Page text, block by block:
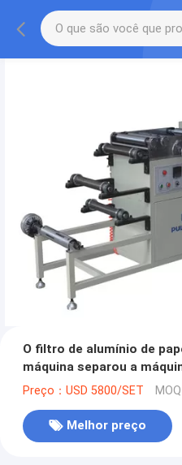
O filtro de alumínio de
máquina separou a
de alumínio
Preço：USD 5800/SET
Melhor preço